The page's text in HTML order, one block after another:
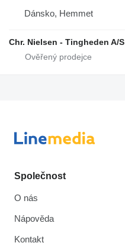
Dánsko, Hemmet
Chr. Nielsen - Tingheden A/S
Společnost
O nás
Nápověda
Kontakt